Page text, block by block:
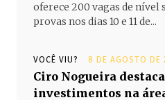
oferece 200 vagas de
provas nos dias 10 e 11 de...
VOCÊ VIU? 8 DE AGOSTO DE
Ciro Nogueira destaca
investimentos na